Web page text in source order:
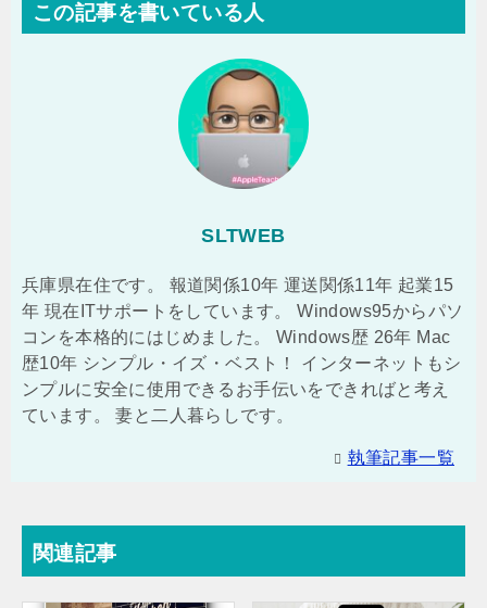
この記事を書いている人
SLTWEB
兵庫県在住です。 報道関係10年 運送関係11年 起業15
年 現在ITサポートをしています。 Windows95からパソ
コンを本格的にはじめました。 Windows歴 26年 Mac
歴10年 シンプル・イズ・ベスト！ インターネットもシ
ンプルに安全に使用できるお手伝いをできればと考え
ています。 妻と二人暮らしです。
執筆記事一覧
関連記事